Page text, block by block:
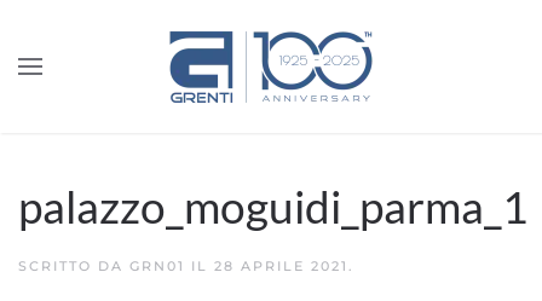
palazzo_moguidi_parma_1
SCRITTO DA GRN01 IL 28 APRILE 2021 .